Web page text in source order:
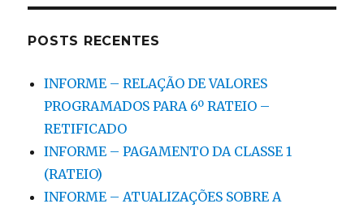
POSTS RECENTES
INFORME – RELAÇÃO DE VALORES
PROGRAMADOS PARA 6º RATEIO –
RETIFICADO
INFORME – PAGAMENTO DA CLASSE 1
(RATEIO)
INFORME – ATUALIZAÇÕES SOBRE A